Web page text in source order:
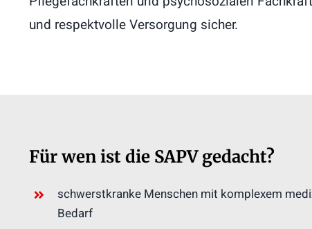
und respektvolle Versorgung sicher.
Für wen ist die SAPV gedacht?
schwerstkranke Menschen mit komplexem
Bedarf